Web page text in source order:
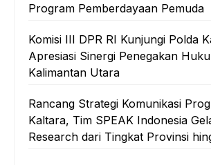
Program Pemberdayaan Pemuda
Komisi III DPR RI Kunjungi Polda
Apresiasi Sinergi Penegakan
Kalimantan Utara
Rancang Strategi Komunikasi
Kaltara, Tim SPEAK Indonesia
Research dari Tingkat Provinsi